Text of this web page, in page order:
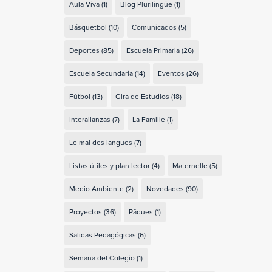
Aula Viva(1) Blog Plurilingüe(1)
Básquetbol (10) Comunicados (5)
Deportes (85) Escuela Primaria(26)
Escuela Secundaria(14) Eventos (26)
Fútbol (13) Gira de Estudios (18)
Interalianzas (7) La Famille(1)
Le mai des langues (7)
Listas útiles y plan lector(4) Maternelle(5)
Medio Ambiente(2) Novedades (90)
Proyectos (36) Pâques (1)
Salidas Pedagógicas (6)
Semana del Colegio(1)